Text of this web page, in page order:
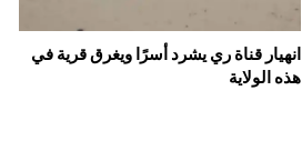
انهيار قناة ري يشرد أسرًا ويغرق قرية في
هذه الولاية